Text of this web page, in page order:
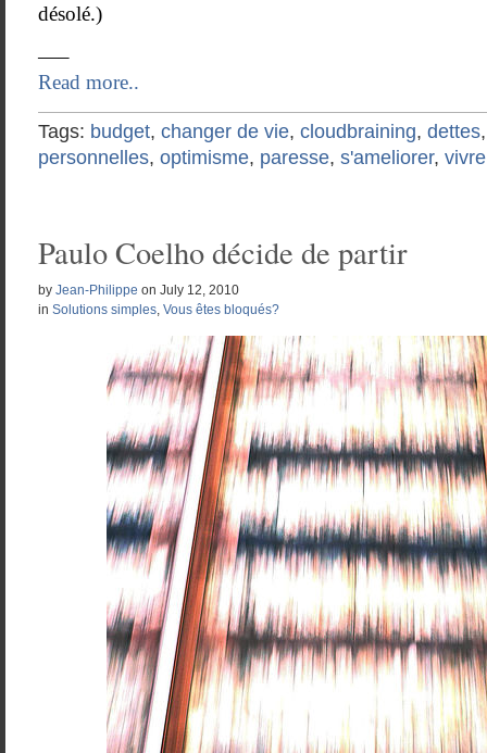
désolé.)
—–
Read more..
Tags: budget, changer de vie, cloudbraining, dettes
personnelles, optimisme, paresse, s'ameliorer,
Paulo Coelho décide de partir
by Jean-Philippe on July 12, 2010
in Solutions simples, Vous êtes bloqués?